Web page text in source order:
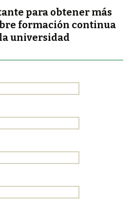
para obtener más
formación continua
universidad